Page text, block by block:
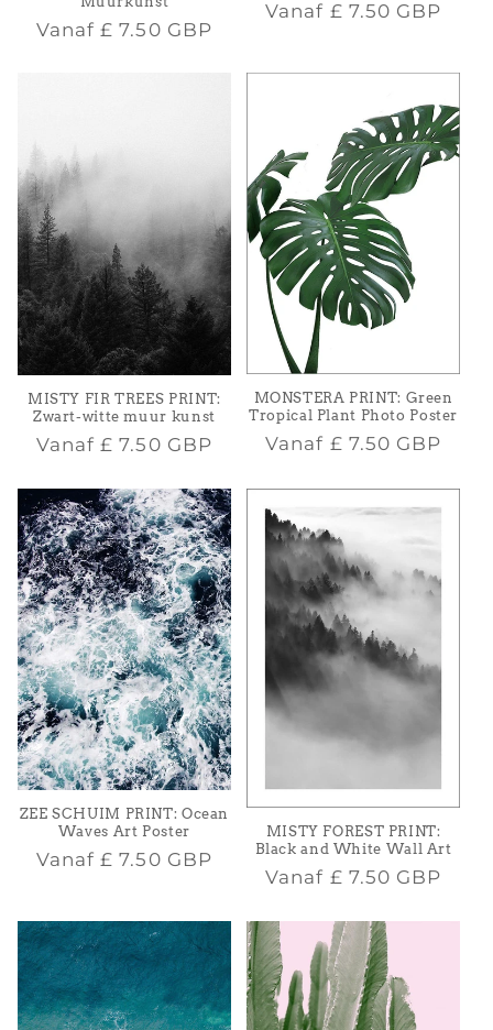
Normale
Vanaf£ 7.50 GBP
Normale
Vanaf £ 7.50 GBP
MISTY FIR TREES PRINT:
Zwart-witte muur kunst
Normale
Vanaf£ 7.50 GBP
MONSTERA PRINT: Green
Tropical Plant Photo Poster
Normale
Vanaf £ 7.50 GBP
ZEE SCHUIM PRINT: Ocean
Waves Art Poster
Normale
Vanaf£ 7.50 GBP
MISTY FOREST PRINT:
Black and White Wall Art
Normale
Vanaf £ 7.50 GBP